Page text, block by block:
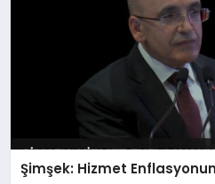
Şimşek: Hizmet